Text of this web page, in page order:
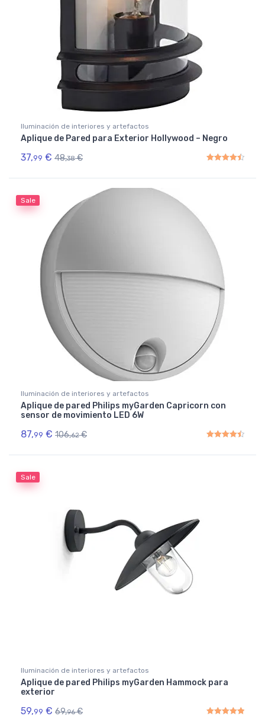
Iluminación de interiores y artefactos
Aplique de Pared para Exterior Hollywood – Negro
37,99 € 48,38 €
Sale
Iluminación de interiores y artefactos
Aplique de pared Philips myGarden Capricorn con
sensor de movimiento LED 6W
87,99 € 106,62 €
Sale
Iluminación de interiores y artefactos
Aplique de pared Philips myGarden Hammock para
exterior
59,99 € 69,96 €